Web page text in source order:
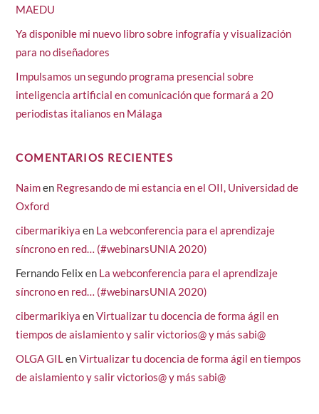
MAEDU
Ya disponible mi nuevo libro sobre infografía y visualización
para no diseñadores
Impulsamos un segundo programa presencial sobre
inteligencia artificial en comunicación que formará a 20
periodistas italianos en Málaga
COMENTARIOS RECIENTES
Naimen Regresando de mi estancia en el OII, Universidad de
Oxford
cibermarikiya en La webconferencia para el aprendizaje
síncrono en red… (#webinarsUNIA 2020)
Fernando Felix en La webconferencia para el aprendizaje
síncrono en red… (#webinarsUNIA 2020)
cibermarikiya enVirtualizar tu docencia de forma ágil en
tiempos de aislamiento y salir victorios@ y más sabi@
OLGA GILenVirtualizar tu docencia de forma ágil en tiempos
de aislamiento y salir victorios@ y más sabi@